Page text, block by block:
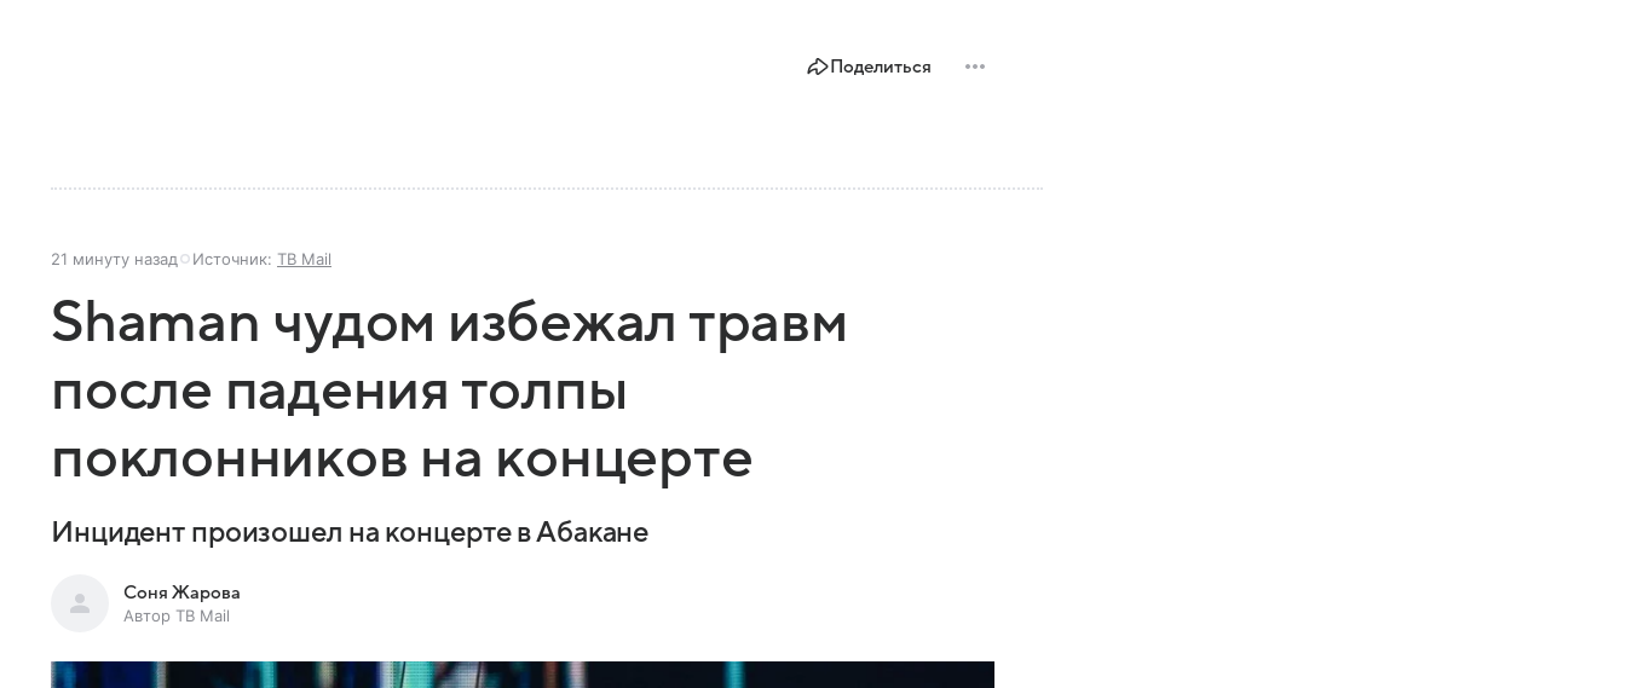
Поделиться
21 минуту назад Источник: ТВ Mail
Shaman чудом избежал травм
после падения толпы
поклонников на концерте
Инцидент произошел на концерте в Абакане
Соня Жарова
Автор ТВ Mail